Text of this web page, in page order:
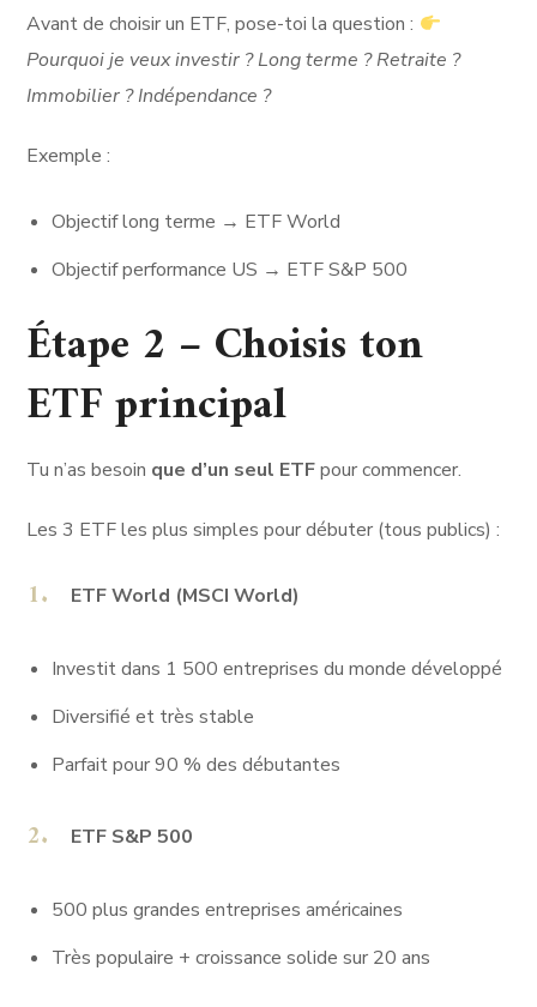
Avant de choisir un ETF, pose-toi la question :
Pourquoi je veux investir ? Long terme ? Retraite ?
Immobilier ? Indépendance ?
Exemple :
Objectif long terme → ETF World
Objectif performance US → ETF S&P 500
Étape 2 – Choisis ton
ETF principal
Tu n’as besoin que d’un seul ETFpour commencer.
Les 3 ETF les plus simples pour débuter (tous publics) :
ETF World (MSCI World)
Investit dans 1 500 entreprises du monde développé
Diversifié et très stable
Parfait pour 90 % des débutantes
ETF S&P 500
500 plus grandes entreprises américaines
Très populaire + croissance solide sur 20 ans